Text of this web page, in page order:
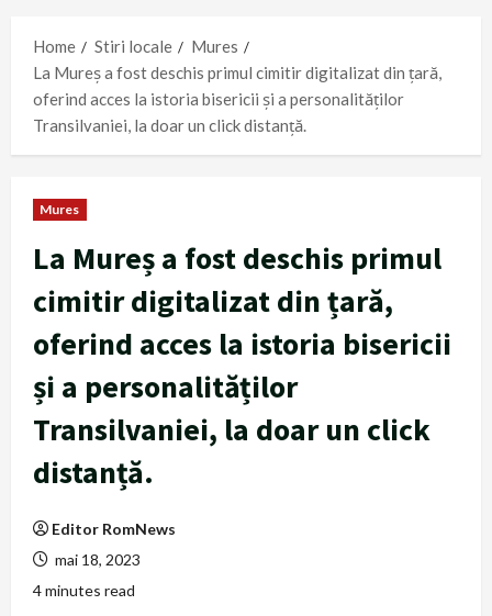
Home
Stiri locale
Mures
La Mureș a fost deschis primul cimitir digitalizat din țară,
oferind acces la istoria bisericii și a personalităților
Transilvaniei, la doar un click distanță.
Mures
La Mureș a fost deschis primul
cimitir digitalizat din țară,
oferind acces la istoria bisericii
și a personalităților
Transilvaniei, la doar un click
distanță.
Editor RomNews
mai 18, 2023
4 minutes read